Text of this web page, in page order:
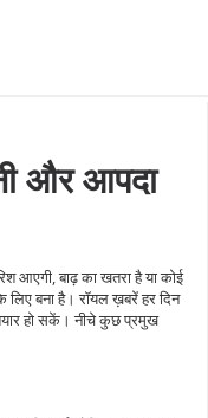
और आपदा
आएगी, बाढ़ का खतरा है या कोई
लिए बना है। रॉयल ख़बरें हर दिन
हो सकें। नीचे कुछ प्रमुख